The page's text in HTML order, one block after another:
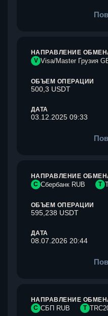
НАПРАВЛЕНИЕ
V Visa/Master Грузия
ОБЪЕМ ОПЕРАЦИИ
500,3 USDT
ДАТА
03.12.2025 09:33
НАПРАВЛЕНИЕ
С Сбербанк RUB T
ОБЪЕМ ОПЕРАЦИИ
595,238 USDT
ДАТА
08.07.2026 20:44
НАПРАВЛЕНИЕ
С СБП RUB T